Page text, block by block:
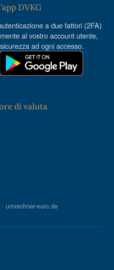
DVKG
a due fattori (2FA)
al vostro account utente,
ad ogni accesso.
di valuta
umrechner-euro.de